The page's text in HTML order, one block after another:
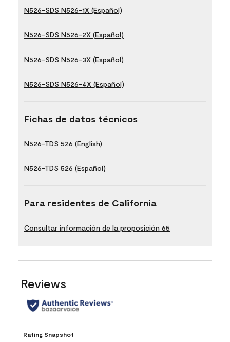
N526-SDS N526-1X (Español)
N526-SDS N526-2X (Español)
N526-SDS N526-3X (Español)
N526-SDS N526-4X (Español)
Fichas de datos técnicos
N526-TDS 526 (English)
N526-TDS 526 (Español)
Para residentes de California
Consultar información de la proposición 65
Reviews
Rating Snapshot